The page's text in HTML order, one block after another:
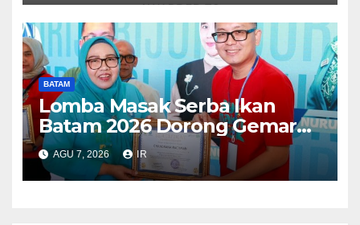
BATAM
Lomba Masak Serba Ikan
Batam 2026 Dorong Gemar
Makan Ikan
AGU 7, 2026 IR